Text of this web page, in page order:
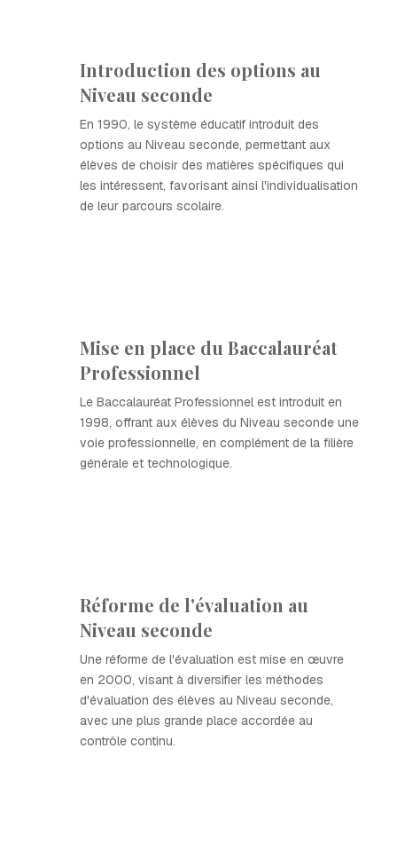
Introduction des options au
Niveau seconde
En 1990, le système éducatif introduit des
options au Niveau seconde, permettant aux
élèves de choisir des matières spécifiques qui
les intéressent, favorisant ainsi l'individualisation
de leur parcours scolaire.
Mise en place du Baccalauréat
Professionnel
Le Baccalauréat Professionnel est introduit en
1998, offrant aux élèves du Niveau seconde une
voie professionnelle, en complément de la filière
générale et technologique.
Réforme de l'évaluation au
Niveau seconde
Une réforme de l'évaluation est mise en œuvre
en 2000, visant à diversifier les méthodes
d'évaluation des élèves au Niveau seconde,
avec une plus grande place accordée au
contrôle continu.